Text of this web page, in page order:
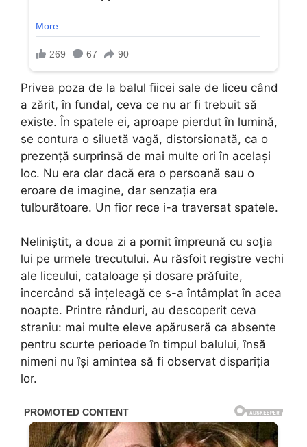
Privea poza de la balul fiicei sale de liceu când
a zărit, în fundal, ceva ce nu ar fi trebuit să
existe. În spatele ei, aproape pierdut în lumină,
se contura o siluetă vagă, distorsionată, ca o
prezență surprinsă de mai multe ori în același
loc. Nu era clar dacă era o persoană sau o
eroare de imagine, dar senzația era
tulburătoare. Un fior rece i-a traversat spatele.
Neliniștit, a doua zi a pornit împreună cu soția
lui pe urmele trecutului. Au răsfoit registre vechi
ale liceului, cataloage și dosare prăfuite,
încercând să înțeleagă ce s-a întâmplat în acea
noapte. Printre rânduri, au descoperit ceva
straniu: mai multe eleve apăruseră ca absente
pentru scurte perioade în timpul balului, însă
nimeni nu își amintea să fi observat dispariția
lor.